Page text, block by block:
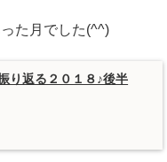
た月でした(^^)
り返る２０１８♪後半